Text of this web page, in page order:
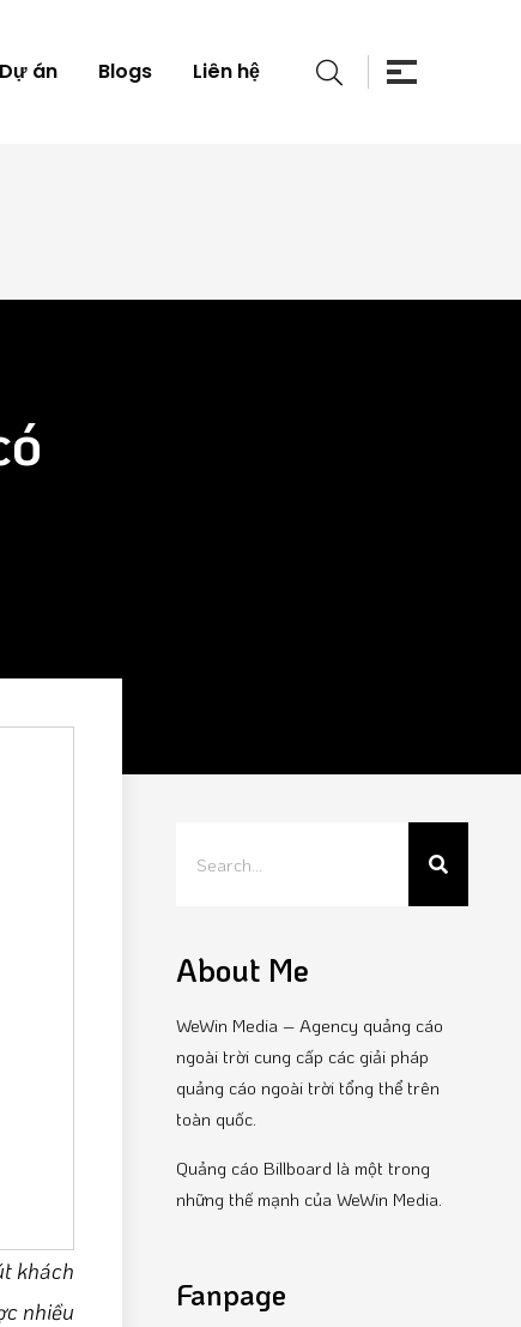
Dự án Blogs Liên hệ
khách
nhiều
About Me
WeWin Media – Agency quảng cáo
ngoài trời cung cấp các giải pháp
quảng cáo ngoài trời tổng thể trên
toàn quốc.
Quảng cáo Billboard là một trong
những thế mạnh của WeWin Media.
Fanpage